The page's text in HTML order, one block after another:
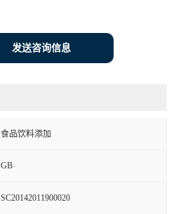
发送咨询信息
食品饮料添加
GB
SC20142011900020